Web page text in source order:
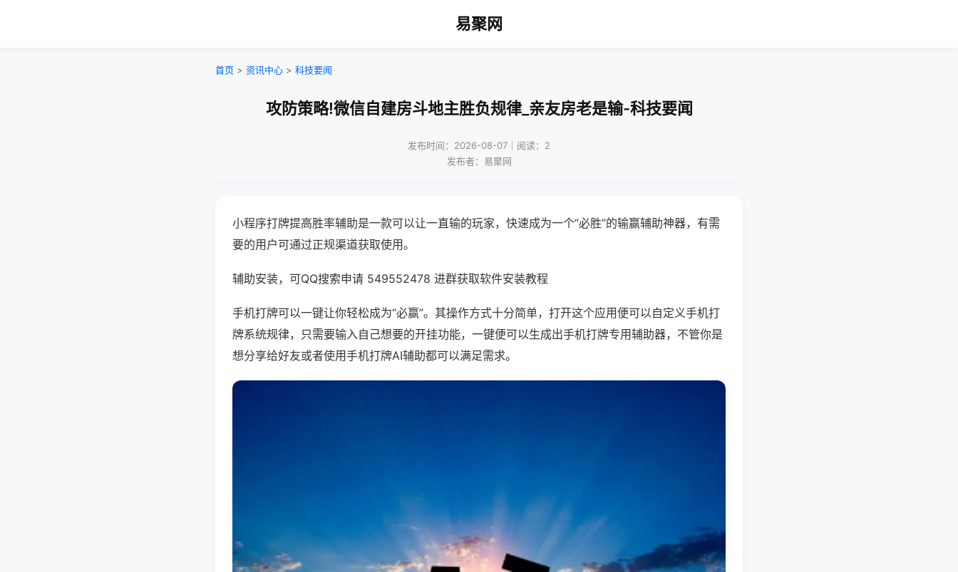
易聚网
首页 > 资讯中心 > 科技要闻
攻防策略!微信自建房斗地主胜负规律_亲友房老是输-科技要闻
发布时间：2026-08-07｜阅读：2
发布者：易聚网
小程序打牌提高胜率辅助是一款可以让一直输的玩家，快速成为一个“必胜”的输赢辅助神器，有需
要的用户可通过正规渠道获取使用。
辅助安装，可QQ搜索申请 549552478 进群获取软件安装教程
手机打牌可以一键让你轻松成为“必赢”。其操作方式十分简单，打开这个应用便可以自定义手机打
牌系统规律，只需要输入自己想要的开挂功能，一键便可以生成出手机打牌专用辅助器，不管你是
想分享给好友或者使用手机打牌AI辅助都可以满足需求。